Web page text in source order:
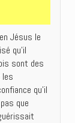
Jésus le
qu’il
sont des
les
qu’il
que